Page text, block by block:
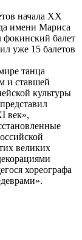
начала ХХ
имени Мариса
балет
уже 15 балетов
танца
и ставшей
культуры
век»,
великих
хореографа